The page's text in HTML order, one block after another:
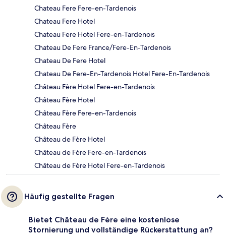
Chateau Fere Fere-en-Tardenois
Chateau Fere Hotel
Chateau Fere Hotel Fere-en-Tardenois
Chateau De Fere France/Fere-En-Tardenois
Chateau De Fere Hotel
Chateau De Fere-En-Tardenois Hotel Fere-En-Tardenois
Château Fère Hotel Fere-en-Tardenois
Château Fère Hotel
Château Fère Fere-en-Tardenois
Château Fère
Château de Fère Hotel
Château de Fère Fere-en-Tardenois
Château de Fère Hotel Fere-en-Tardenois
Häufig gestellte Fragen
Bietet Château de Fère eine kostenlose
Stornierung und vollständige Rückerstattung an?